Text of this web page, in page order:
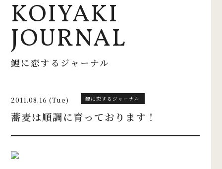
KOIYAKI
JOURNAL
鯉に恋するジャーナル
2011.08.16 (Tue) 鯉に恋するジャーナル
蕎麦は順調に育っております！